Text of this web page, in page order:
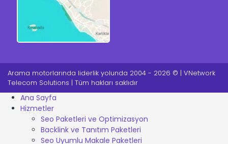
Arama motorlarında liderlik yolunda 2004 - 2026 © | VNetwork
Telecom Solutions | Tüm hakları saklıdır
Ana Sayfa
Hizmetler
Seo Paketleri ve Optimizasyon
Backlink ve Tanıtım Paketleri
Seo Uyumlu Makale Paketleri